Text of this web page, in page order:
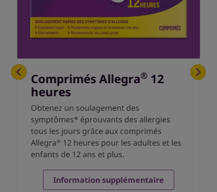
Comprimés Allegra® 12
heures
Obtenez un soulagement des
symptômes* éprouvants des allergies
tous les jours grâce aux comprimés
Allegra® 12 heures pour les adultes et les
enfants de 12 ans et plus.
Information supplémentaire